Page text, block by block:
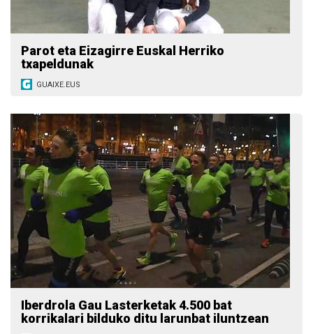
Parot eta Eizagirre Euskal Herriko
txapeldunak
GUAIXE.EUS
Iberdrola Gau Lasterketak 4.500 bat
korrikalari bilduko ditu larunbat iluntzean